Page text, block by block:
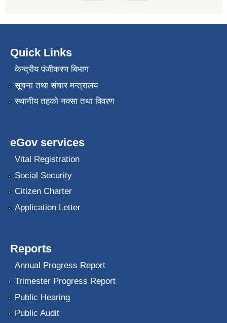
Quick Links
केन्द्रीय पंजीकरण बिभाग
सूचना तथा संचार मन्त्रालय
स्थानीय तहको नक्सा तथा विवरण
eGov services
Vital Registration
Social Security
Citizen Charter
Application Letter
Reports
Annual Progress Report
Trimester Progress Report
Public Hearing
Public Audit